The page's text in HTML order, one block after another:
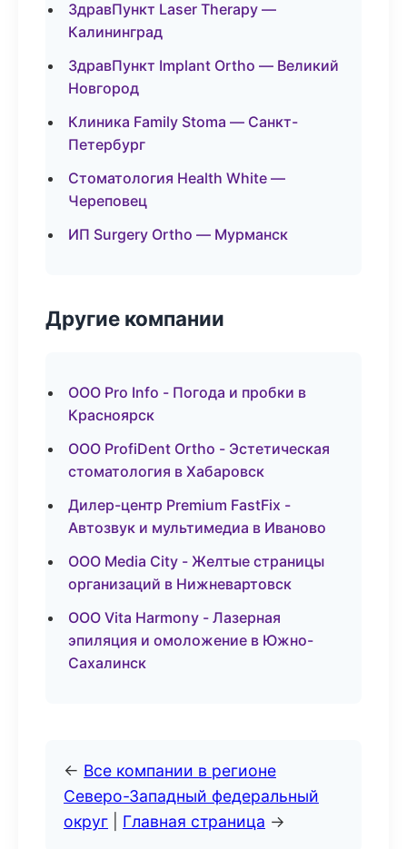
ЗдравПункт Laser Therapy —
Калининград
ЗдравПункт Implant Ortho — Великий
Новгород
Клиника Family Stoma — Санкт-
Петербург
Стоматология Health White —
Череповец
ИП Surgery Ortho — Мурманск
Другие компании
ООО Pro Info - Погода и пробки в
Красноярск
ООО ProfiDent Ortho - Эстетическая
стоматология в Хабаровск
Дилер-центр Premium FastFix -
Автозвук и мультимедиа в Иваново
ООО Media City - Желтые страницы
организаций в Нижневартовск
ООО Vita Harmony - Лазерная
эпиляция и омоложение в Южно-
Сахалинск
← Все компании в регионе
Северо-Западный федеральный
округ
Главная страница →